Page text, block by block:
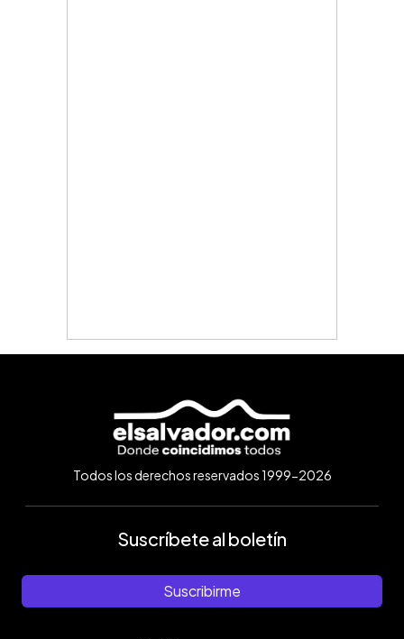
Todos los derechos reservados 1999-2026
Suscríbete al boletín
Suscribirme